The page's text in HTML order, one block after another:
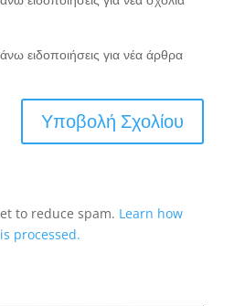
ειδοποιήσεις για νέα άρθρα
to reduce spam. Learn how
processed.